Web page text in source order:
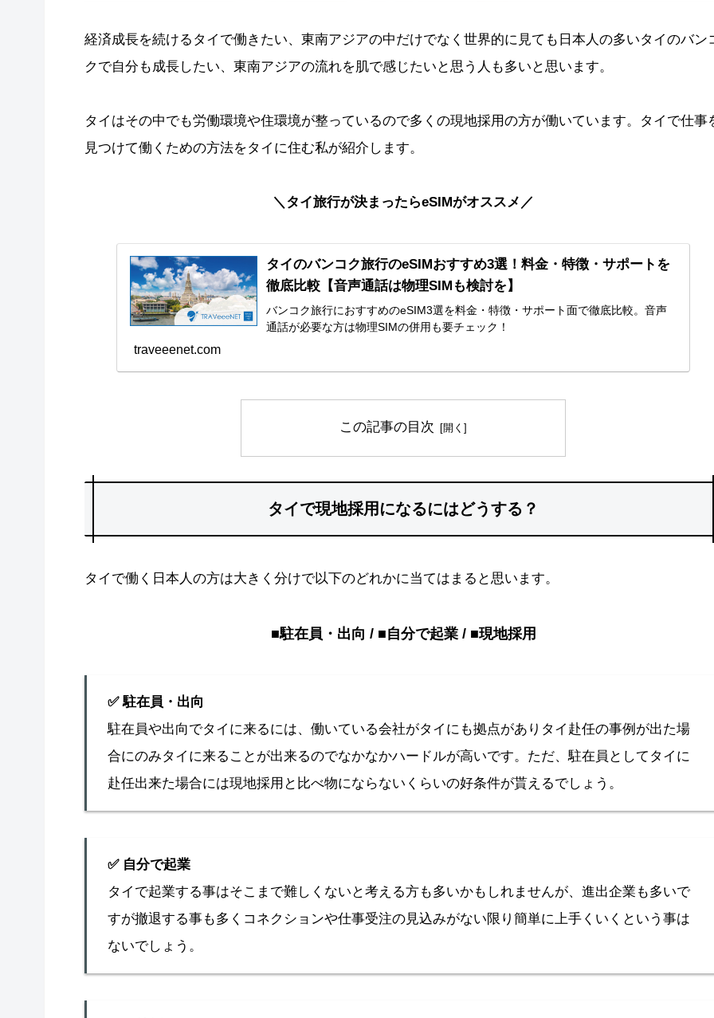
経済成長を続けるタイで働きたい、東南アジアの中だけでなく世界的に見ても日本人の多いタイのバン
クで自分も成長したい、東南アジアの流れを肌で感じたいと思う人も多いと思います。
タイはその中でも労働環境や住環境が整っているので多くの現地採用の方が働いています。タイで仕事
見つけて働くための方法をタイに住む私が紹介します。
＼タイ旅行が決まったらeSIMがオススメ／
タイのバンコク旅行のeSIMおすすめ3選！料金・特徴・サポートを
徹底比較【音声通話は物理SIMも検討を】
バンコク旅行におすすめのeSIM3選を料金・特徴・サポート面で徹底比較。音声
通話が必要な方は物理SIMの併用も要チェック！
traveeenet.com
この記事の目次
タイで現地採用になるにはどうする？
タイで働く日本人の方は大きく分けで以下のどれかに当てはまると思います。
■駐在員・出向 / ■自分で起業 / ■現地採用
✅ 駐在員・出向
駐在員や出向でタイに来るには、働いている会社がタイにも拠点がありタイ赴任の事例が出た場
合にのみタイに来ることが出来るのでなかなかハードルが高いです。ただ、駐在員としてタイに
赴任出来た場合には現地採用と比べ物にならないくらいの好条件が貰えるでしょう。
✅ 自分で起業
タイで起業する事はそこまで難しくないと考える方も多いかもしれませんが、進出企業も多いで
すが撤退する事も多くコネクションや仕事受注の見込みがない限り簡単に上手くいくという事は
ないでしょう。